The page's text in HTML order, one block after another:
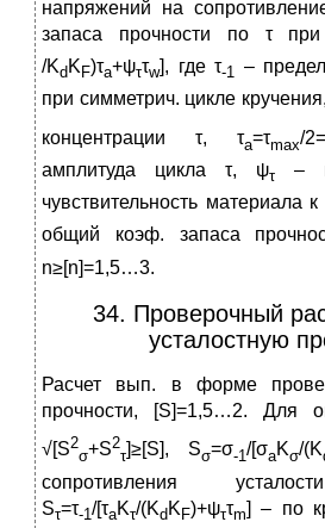
напряжений на
запаса прочности по τ
/Kd K F)τa+ψττw], где τ-1 –
при симметрич. цикле
концентрации τ, τa=τmax/
амплитуда цикла τ, ψτ –
чувствительность материала
общий коэф. запаса
n≥[n]=1,5…3.
34. Проверочный
усталостную
Расчет вып. в форме
прочности, [S]=1,5…2. Для
√[S2
σ+S2
τ]≥[S], Sσ=σ-1/[σaKσ/(K
сопротивления
Sτ=τ-1/[τaKτ/(KdKF)+ψττm] – по